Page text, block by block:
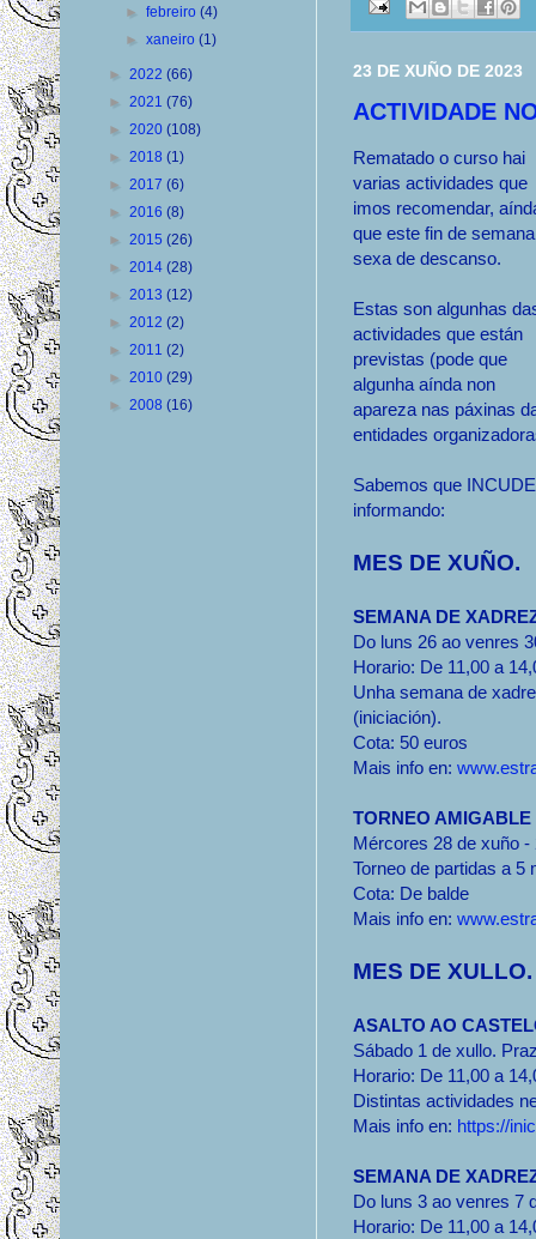
23 DE XUÑO DE 2023
ACTIVIDADE
Rematado o curso hai
varias actividades que
imos recomendar,
que este fin de semana
sexa de descanso.
Estas son algunhas
actividades que están
previstas (pode que
algunha aínda non
apareza nas páxinas
entidades
Sabemos que
informando:
MES DE XUÑO.
SEMANA DE
Do luns 26 ao venres
Horario: De 11,00 a
Unha semana de
(iniciación).
Cota: 50 euros
Mais info en:
TORNEO
Mércores 28 de xuño
Torneo de partidas a 5
Cota: De balde
Mais info en:
MES DE XULLO.
ASALTO AO
Sábado 1 de xullo.
Horario: De 11,00 a
Distintas actividades
Mais info en: https://
SEMANA DE
Do luns 3 ao venres 7
Horario: De 11,00 a
►febreiro(4)
►xaneiro(1)
► 2022 (66)
► 2021 (76)
► 2020 (108)
► 2018 (1)
► 2017 (6)
► 2016 (8)
► 2015 (26)
► 2014 (28)
► 2013 (12)
► 2012 (2)
► 2011 (2)
► 2010 (29)
► 2008 (16)